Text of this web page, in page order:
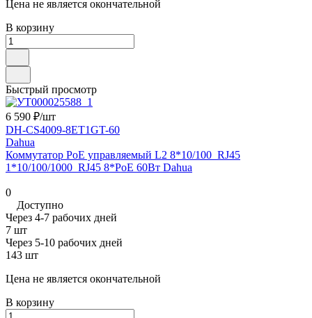
Цена не является окончательной
В корзину
Быстрый просмотр
6 590 ₽/шт
DH-CS4009-8ET1GT-60
Dahua
Коммутатор PoE управляемый L2 8*10/100_RJ45
1*10/100/1000_RJ45 8*PoE 60Вт Dahua
0
Доступно
Через 4-7 рабочих дней
7 шт
Через 5-10 рабочих дней
143 шт
Цена не является окончательной
В корзину